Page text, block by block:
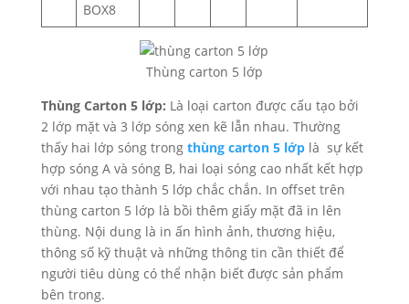
BOX8
Thùng carton 5 lớp
Thùng Carton 5 lớp: Là loại carton được cấu tạo bởi
2 lớp mặt và 3 lớp sóng xen kẽ lẫn nhau. Thường
thấy hai lớp sóng trong thùng carton 5 lớplà sự kết
hợp sóng A và sóng B, hai loại sóng cao nhất kết hợp
với nhau tạo thành 5 lớp chắc chắn. In offset trên
thùng carton 5 lớp là bồi thêm giấy mặt đã in lên
thùng. Nội dung là in ấn hình ảnh, thương hiệu,
thông số kỹ thuật và những thông tin cần thiết để
người tiêu dùng có thể nhận biết được sản phẩm
bên trong.